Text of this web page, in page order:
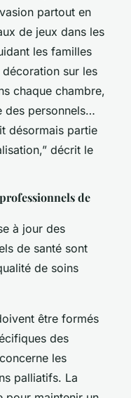
partout en
de jeux dans les
les familles
décoration sur les
chaque chambre,
des personnels…
désormais partie
décrit le
de
à jour des
de santé sont
de soins
être formés
des
les
palliatifs. La